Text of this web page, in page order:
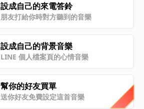
設成自己的來電答鈴
朋友打給你時對方聽到的音樂
設成自己的背景音樂
LINE 個人檔案頁的心情音樂
幫你的好友買單
送你好友免費設定這首音樂